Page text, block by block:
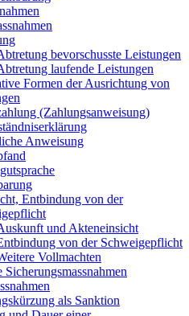
bevorschusste Leistungen
laufende Leistungen
Formen der Ausrichtung von
(Zahlungsanweisung)
Anweisung
Entbindung von der
und Akteneinsicht
von der Schweigepflicht
Vollmachten
Sicherungsmassnahmen
als Sanktion